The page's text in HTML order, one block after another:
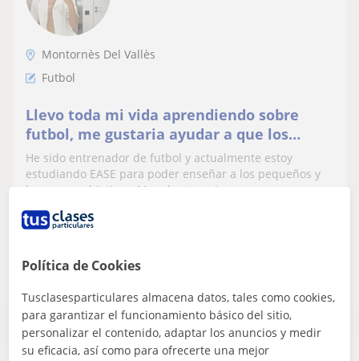
Montornès Del Vallès
Futbol
Llevo toda mi vida aprendiendo sobre
futbol, me gustaria ayudar a que los
demas aprendan
He sido entrenador de futbol y actualmente estoy
estudiando EASE para poder enseñar a los pequeños y
lograr sus objetivos. Me adapto a nive...
Política de Cookies
Tusclasesparticulares almacena datos, tales como cookies,
para garantizar el funcionamiento básico del sitio,
personalizar el contenido, adaptar los anuncios y medir
su eficacia, así como para ofrecerte una mejor